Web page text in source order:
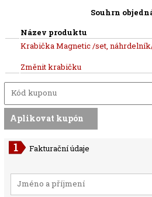
Souhrn
Název produktu
Krabička Magnetic /set,
Změnit krabičku
Fakturační údaje